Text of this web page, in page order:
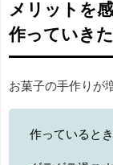
メリットを
作っていき
お菓子の手作りが
作っていると